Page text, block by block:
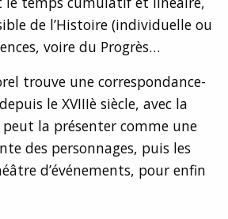
de l’Histoire (individuelle ou
voire du Progrès…
trouve une correspondance-
le XVIIIè siècle, avec la
la présenter comme une
des personnages, puis les
d’événements, pour enfin